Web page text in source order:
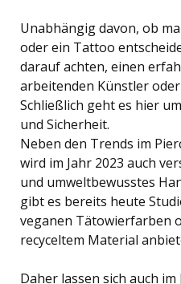
Unabhängig davon, ob
oder ein Tattoo
darauf achten, einen
arbeitenden Künstler
Schließlich geht es hier
und Sicherheit.
Neben den Trends im
wird im Jahr 2023 auch
und umweltbewusstes
gibt es bereits heute
veganen Tätowierfarben
recyceltem Material
Daher lassen sich auch